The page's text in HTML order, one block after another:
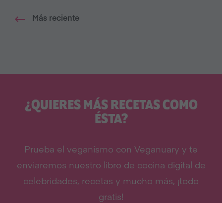
Más reciente
¿QUIERES MÁS RECETAS COMO
ÉSTA?
Prueba el veganismo con Veganuary y te
enviaremos nuestro libro de cocina digital de
celebridades, recetas y mucho más, ¡todo
gratis!